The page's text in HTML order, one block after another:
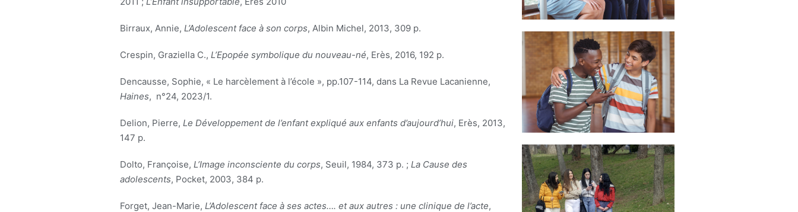
Birraux, Annie, L’Adolescent face à son corps, Albin Michel, 2013, 309 p.
Crespin, Graziella C., L’Epopée symbolique du nouveau-né, Erès, 2016, 192 p.
Dencausse, Sophie, « Le harcèlement à l’école », pp.107-114, dans La Revue Lacanienne,
Haines, n°24, 2023/1.
Delion, Pierre, Le Développement de l’enfant expliqué aux enfants d’aujourd’hui, Erès, 2013,
147 p.
Dolto, Françoise, L’Image inconsciente du corps, Seuil, 1984, 373 p. ; La Cause des
adolescents, Pocket, 2003, 384 p.
Forget, Jean-Marie, L’Adolescent face à ses actes…. et aux autres : une clinique de l’acte,